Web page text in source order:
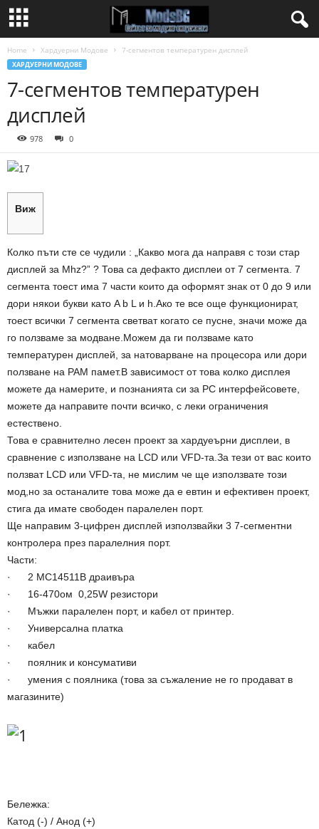
Home Хардуерни Модове 7-сегментов температурен дисплей
ХАРДУЕРНИ МОДОВЕ
7-сегментов температурен
дисплей
978 0
Виж
Колко пъти сте се чудили : „Какво мога да направя с този стар
дисплей за Mhz?” ? Това са дефакто дисплеи от 7 сегмента. 7
сегмента тоест има 7 части които да оформят знак от 0 до 9 или
дори някои букви като A b L и h.Ако те все още функционират,
тоест всички 7 сегмента светват когато се пусне, значи може да
го ползваме за модване.Можем да ги ползваме като
температурен дисплей, за натоварване на процесора или дори
ползване на РАМ памет.В зависимост от това колко дисплея
можете да намерите, и познанията си за РС интерфейсовете,
можете да направите почти всичко, с леки ограничения
естествено.
Това е сравнително лесен проект за хардуеърни дисплеи, в
сравнение с използване на LCD или VFD-та.За тези от вас които
ползват LCD или VFD-та, не мислим че ще използвате този
мод,но за останалите това може да е евтин и ефективен проект,
стига да имате свободен паралелен порт.
Ще направим 3-цифрен дисплей използвайки 3 7-сегментни
контролера през паралелния порт.
Части:
· 2 MC14511B драивъра
· 16-470ом 0,25W резистори
· Мъжки паралелен порт, и кабел от принтер.
· Универсална платка
· кабел
· поялник и консумативи
· умения с поялника (това за съжаление не го продават в
магазините)
Бележка:
Катод (-) / Анод (+)